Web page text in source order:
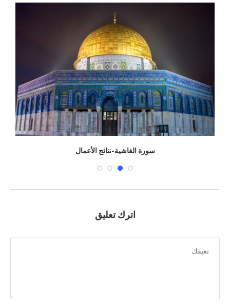
سورة الغاشية-نتائج الأعمال
اترك تعليق